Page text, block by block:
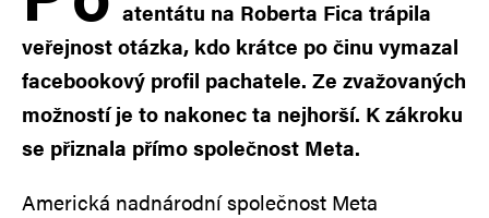
atentátu na Roberta Fica trápila
veřejnost otázka, kdo krátce po činu vymazal
facebookový profil pachatele. Ze zvažovaných
možností je to nakonec ta nejhorší. K zákroku
se přiznala přímo společnost Meta.
Americká nadnárodní společnost Meta